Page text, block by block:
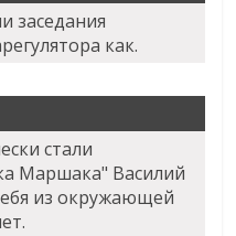
заседания
как.
стали
Маршака" Василий
из окружающей